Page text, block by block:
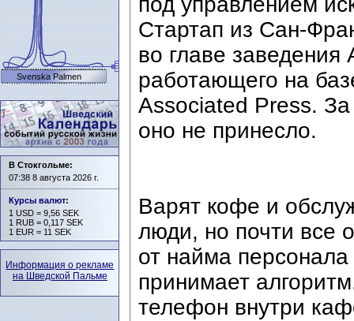
Стартап из Сан-
во главе
работающего на
Associated Press.
оно не принесло.
Варят кофе и
люди, но почти все
от найма
принимает
телефон внутри
Svenska Palmen
В Стокгольме:
07:38 8 августа 2026 г.
Курсы валют:
1 USD = 9,56 SEK
1 RUB = 0,117 SEK
1 EUR = 11 SEK
Информация о рекламе
на Шведской Пальме